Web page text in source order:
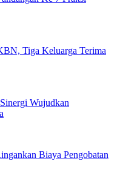
Tiga Keluarga Terima
Wujudkan
Biaya Pengobatan